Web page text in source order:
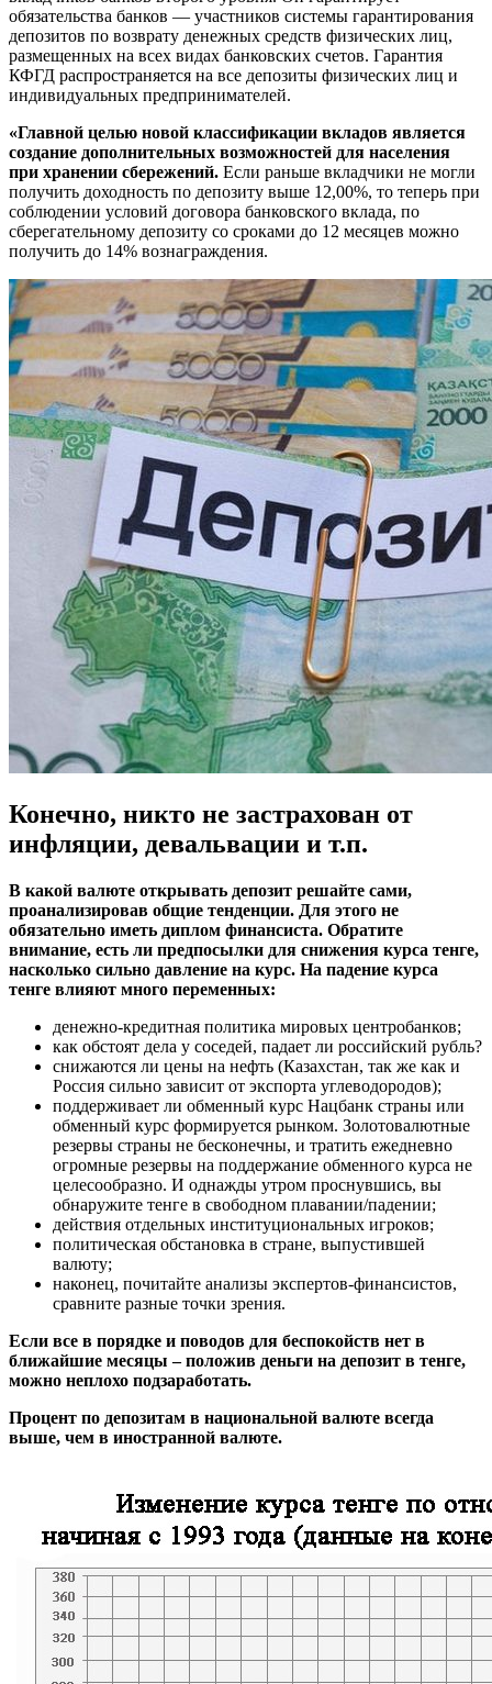
обязательства банков — участников системы гарантирования
депозитов по возврату денежных средств физических лиц,
размещенных на всех видах банковских счетов. Гарантия
КФГД распространяется на все депозиты физических лиц и
индивидуальных предпринимателей.
«Главной целью новой классификации вкладов является
создание дополнительных возможностей для населения
при хранении сбережений. Если раньше вкладчики не могли
получить доходность по депозиту выше 12,00%, то теперь при
соблюдении условий договора банковского вклада, по
сберегательному депозиту со сроками до 12 месяцев можно
получить до 14% вознаграждения.
Конечно, никто не застрахован от
инфляции, девальвации и т.п.
В какой валюте открывать депозит решайте сами,
проанализировав общие тенденции. Для этого не
обязательно иметь диплом финансиста. Обратите
внимание, есть ли предпосылки для снижения курса тенге,
насколько сильно давление на курс. На падение курса
тенге влияют много переменных:
денежно-кредитная политика мировых центробанков;
как обстоят дела у соседей, падает ли российский рубль?
снижаются ли цены на нефть (Казахстан, так же как и
Россия сильно зависит от экспорта углеводородов);
поддерживает ли обменный курс Нацбанк страны или
обменный курс формируется рынком. Золотовалютные
резервы страны не бесконечны, и тратить ежедневно
огромные резервы на поддержание обменного курса не
целесообразно. И однажды утром проснувшись, вы
обнаружите тенге в свободном плавании/падении;
действия отдельных институциональных игроков;
политическая обстановка в стране, выпустившей
валюту;
наконец, почитайте анализы экспертов-финансистов,
сравните разные точки зрения.
Если все в порядке и поводов для беспокойств нет в
ближайшие месяцы – положив деньги на депозит в тенге,
можно неплохо подзаработать.
Процент по депозитам в национальной валюте всегда
выше, чем в иностранной валюте.